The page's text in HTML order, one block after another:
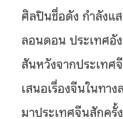
ศิลปินชื่อดัง กำลังแ
ลอนดอน ประเทศอั
สันหวังจากประเทศ
เสนอเรื่องจีนในทา
มาประเทศจีนสักค